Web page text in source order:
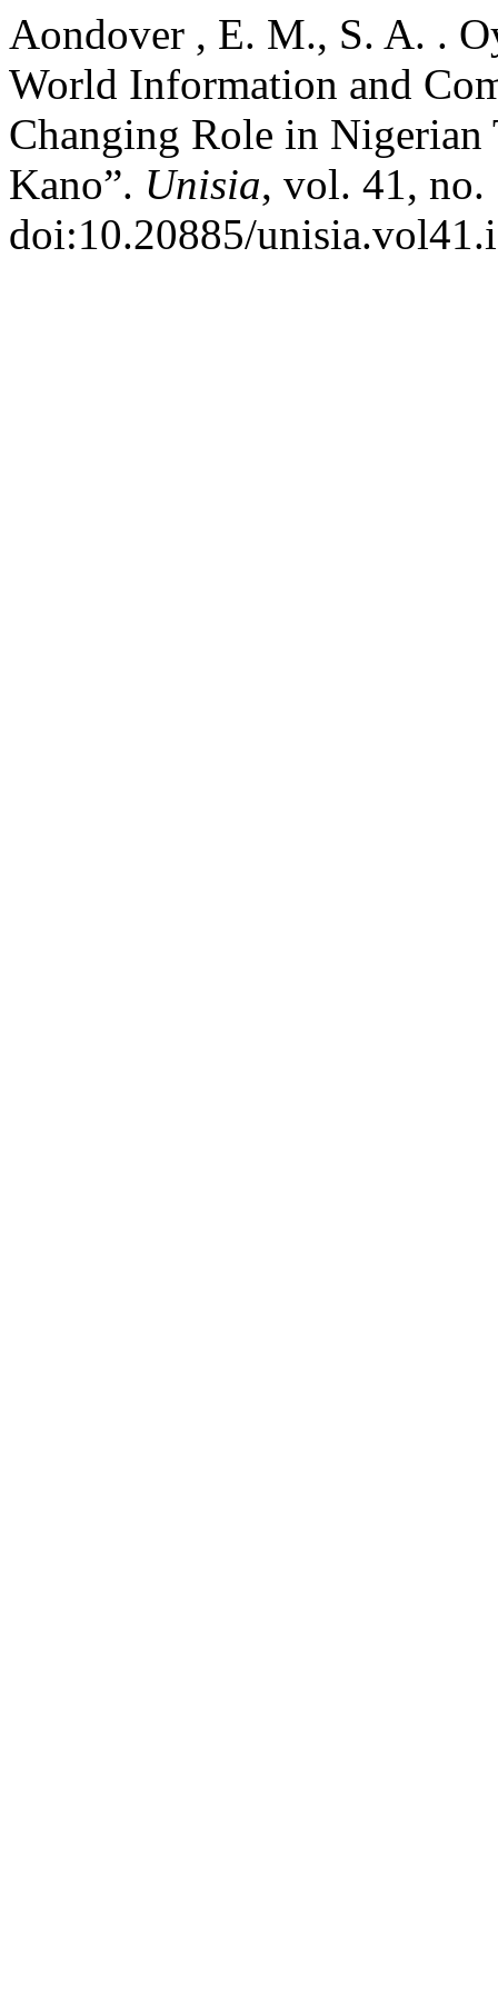
Aondover , E. M., S. A. .
World Information and
Changing Role in
Kano”. Unisia, vol. 41, no.
doi:10.20885/